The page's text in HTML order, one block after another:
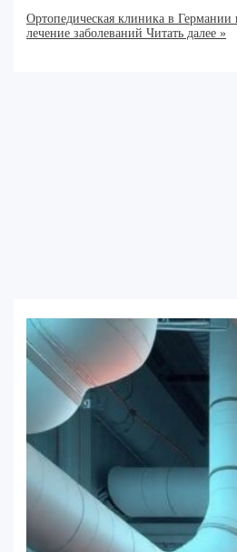
Ортопедическая клиника в Германии
лечение заболеваний Читать далее »